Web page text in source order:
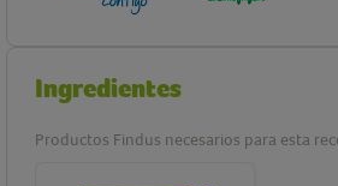
Ingredientes
Productos Findus necesarios para esta